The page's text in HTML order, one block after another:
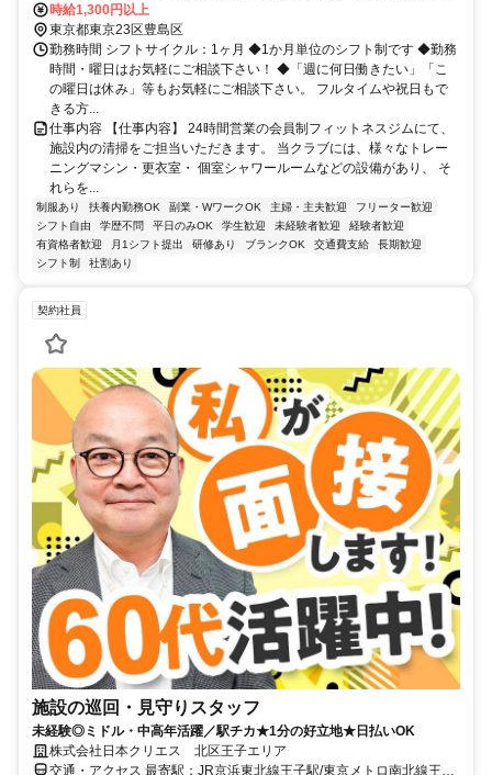
口徒歩約2分、都営三田線 巣鴨A1口徒歩約11分 JR駒込駅北口徒歩2
分、南北線5番出口徒歩30秒
時給1,300円以上
東京都東京23区豊島区
勤務時間 シフトサイクル：1ヶ月 ◆1か月単位のシフト制です ◆勤務
時間・曜日はお気軽にご相談下さい！ ◆「週に何日働きたい」「こ
の曜日は休み」等もお気軽にご相談下さい。 フルタイムや祝日もで
きる方...
仕事内容 【仕事内容】 24時間営業の会員制フィットネスジムにて、
施設内の清掃をご担当いただきます。 当クラブには、様々なトレー
ニングマシン・更衣室・ 個室シャワールームなどの設備があり、 そ
れらを...
制服あり 扶養内勤務OK 副業・WワークOK 主婦・主夫歓迎
フリーター歓迎
シフト自由
学歴不問 平日のみOK 学生歓迎 未経験者歓迎
経験者歓迎
有資格者歓迎
月1シフト提出 研修あり ブランクOK 交通費支給
長期歓迎
シフト制
社割あり
契約社員
施設の巡回・見守りスタッフ
未経験◎ミドル・中高年活躍／駅チカ★1分の好立地★日払いOK
株式会社日本クリエス 北区王子エリア
交通・アクセス 最寄駅：JR京浜東北線王子駅/東京メトロ南北線王子